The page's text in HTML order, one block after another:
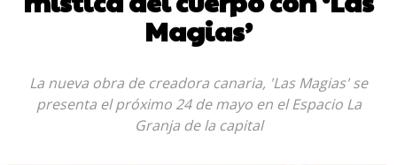
Magias’
La nueva obra de creadora canaria, 'Las Magias' se
presenta el próximo 24 de mayo en el Espacio La
Granja de la capital